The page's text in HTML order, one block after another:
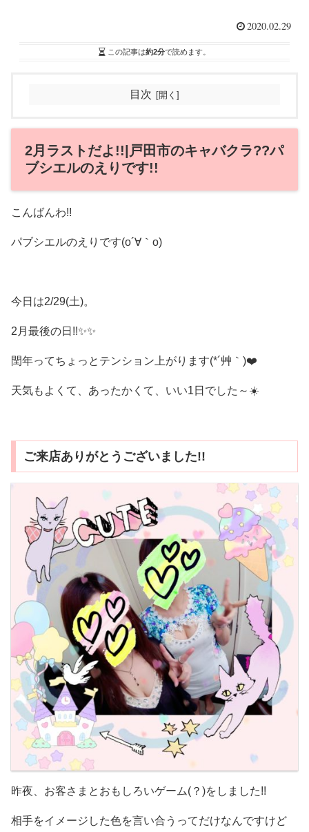
2020.02.29
この記事は約2分で読めます。
目次
2月ラストだよ!!|戸田市のキャバクラ??パ
ブシエルのえりです!!
こんばんわ!!
パブシエルのえりです(о´∀｀о)
今日は2/29(土)。
2月最後の日!!✨✨
閏年ってちょっとテンション上がります(*´艸｀)❤️
天気もよくて、あったかくて、いい1日でした～☀️
ご来店ありがとうございました!!
昨夜、お客さまとおもしろいゲーム(？)をしました!!
相手をイメージした色を言い合うってだけなんですけど